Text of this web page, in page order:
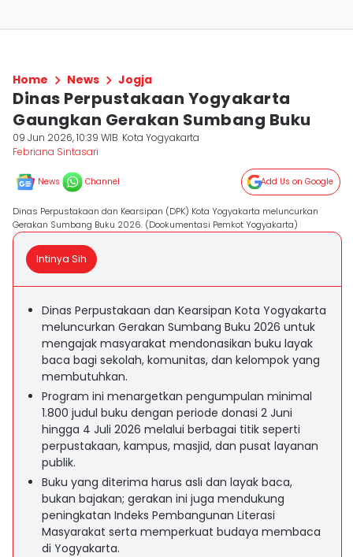
Home News Jogja
Dinas Perpustakaan Yogyakarta
Gaungkan Gerakan Sumbang Buku
09 Jun 2026, 10:39 WIB Kota Yogyakarta
Febriana Sintasari
News Channel Add Us on Google
Dinas Perpustakaan dan Kearsipan (DPK) Kota Yogyakarta meluncurkan
Gerakan Sumbang Buku 2026. (Dookumentasi Pemkot Yogyakarta)
Intinya Sih
Dinas Perpustakaan dan Kearsipan Kota Yogyakarta
meluncurkan Gerakan Sumbang Buku 2026 untuk
mengajak masyarakat mendonasikan buku layak
baca bagi sekolah, komunitas, dan kelompok yang
membutuhkan.
Program ini menargetkan pengumpulan minimal
1.800 judul buku dengan periode donasi 2 Juni
hingga 4 Juli 2026 melalui berbagai titik seperti
perpustakaan, kampus, masjid, dan pusat layanan
publik.
Buku yang diterima harus asli dan layak baca,
bukan bajakan; gerakan ini juga mendukung
peningkatan Indeks Pembangunan Literasi
Masyarakat serta memperkuat budaya membaca
di Yogyakarta.